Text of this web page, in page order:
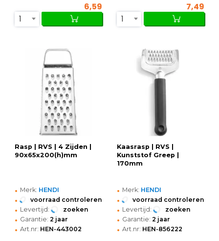
6,59
1
7,49
1
Rasp | RVS | 4 Zijden |
90x65x200(h)mm
• Merk: HENDI
• voorraad controleren
• Levertijd: zoeken
• Garantie: 2 jaar
• Art.nr: HEN-443002
Kaasrasp | RVS |
Kunststof Greep |
170mm
• Merk: HENDI
• voorraad controleren
• Levertijd: zoeken
• Garantie: 2 jaar
• Art.nr: HEN-856222